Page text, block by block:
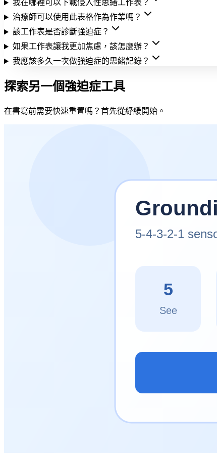
我在哪裡可以下載侵入性思緒工作表？
治療師可以使用此表格作為作業嗎？
該工作表是否診斷強迫症？
如果工作表讓我更加焦慮，該怎麼辦？
我應該多久一次做強迫症的思緒記錄？
探索另一個強迫症工具
在書寫前需要快速重置嗎？首先從紓緩開始。